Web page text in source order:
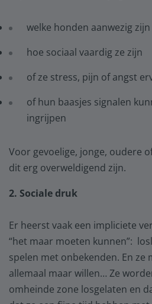
welke honden aanwezig zijn
hoe sociaal vaardig ze zijn
of ze stress, pijn of angst
of hun baasjes signalen
ingrijpen
Voor gevoelige, jonge, oudere
dit erg overweldigend zijn.
2. Sociale druk
Er heerst vaak een impliciete
“het maar moeten kunnen”:
spelen met onbekenden. En ze
allemaal maar willen… Ze
omheinde zone losgelaten en